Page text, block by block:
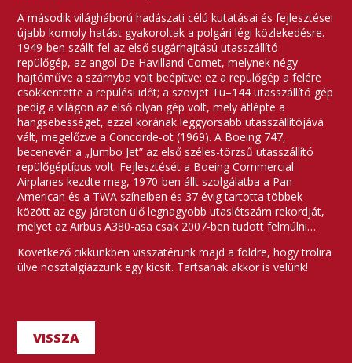
A második világháború hadászati célú kutatásai és fejlesztései
újabb komoly hatást gyakoroltak a polgári légi közlekedésre.
1949-ben szállt fel az első sugárhajtású utasszállító
repülőgép, az angol De Havilland Comet, melynek négy
hajtóműve a szárnyba volt beépítve: ez a repülőgép a felére
csökkentette a repülési időt; a szovjet Tu–144 utasszállító gép
pedig a világon az első olyan gép volt, mely átlépte a
hangsebességet, ezzel korának leggyorsabb utasszállítójává
vált, megelőzve a Concorde-ot (1969). A Boeing 747,
becenevén a „Jumbo Jet” az első széles-törzsű utasszállító
repülőgéptípus volt. Fejlesztését a Boeing Commercial
Airplanes kezdte meg, 1970-ben állt szolgálatba a Pan
American és a TWA színeiben és 37 évig tartotta többek
között az egy járaton ülő legnagyobb utaslétszám rekordját,
melyet az Airbus A380-asa csak 2007-ben tudott felmúlni…
Következő cikkünkben visszatérünk majd a földre, hogy trolira
ülve nosztalgiázzunk egy kicsit. Tartsanak akkor is velünk!
VISSZA